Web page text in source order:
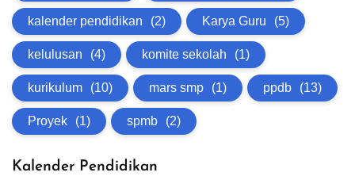
kalender pendidikan (2) Karya Guru (5)
kelulusan (4) komite sekolah (1)
kurikulum (10) mars smp (1) ppdb (13)
Proyek (1) spmb (2)
Kalender Pendidikan